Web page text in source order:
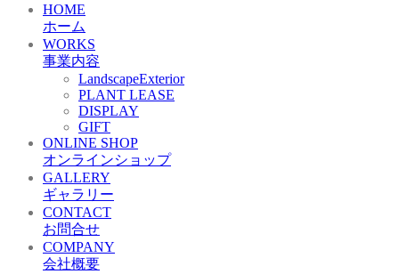
HOME
ホーム
WORKS
事業内容
LandscapeExterior
PLANT LEASE
DISPLAY
GIFT
ONLINE SHOP
オンラインショップ
GALLERY
ギャラリー
CONTACT
お問合せ
COMPANY
会社概要